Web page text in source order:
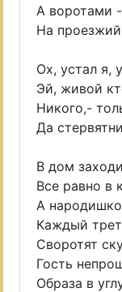
А воротами -
На
Ох, устал я,
Эй, живой
Никого,-
Да
В дом
Все равно в
А
Каждый
Своротят
Гость
Образа в